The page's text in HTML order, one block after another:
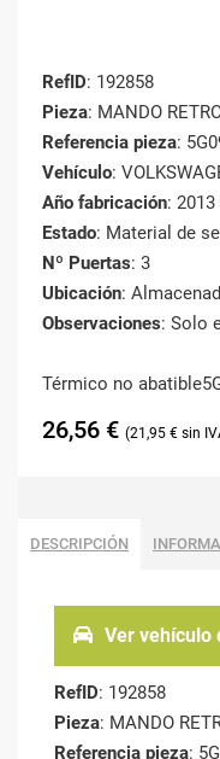
RefID: 192858
Pieza: MANDO
Referencia pieza:
Vehículo:
Año fabricación:
Estado: Material de
Nº Puertas: 3
Ubicación:
Observaciones: Solo
Térmico no
26,56 € 21,95 €
DESCRIPCIÓN
Ver vehículo
RefID: 192858
Pieza: MANDO
Referencia pieza: